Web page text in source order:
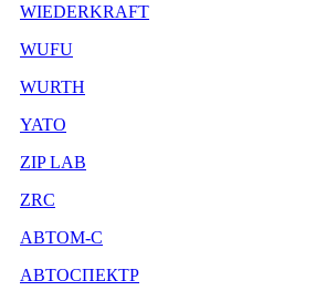
WIEDERKRAFT
WUFU
WURTH
YATO
ZIP LAB
ZRC
АВТОМ-С
АВТОСПЕКТР